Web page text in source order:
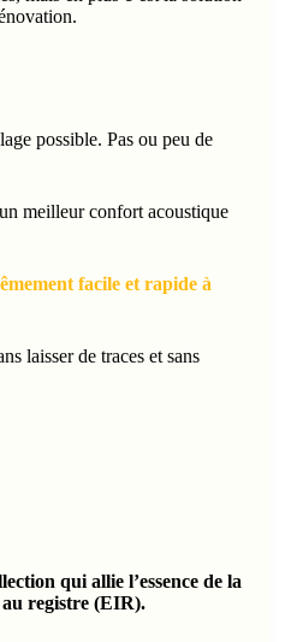
possible. Pas ou peu de
meilleur confort acoustique
facile et rapide à
laisser de traces et sans
qui allie l’essence de la
au registre (EIR).